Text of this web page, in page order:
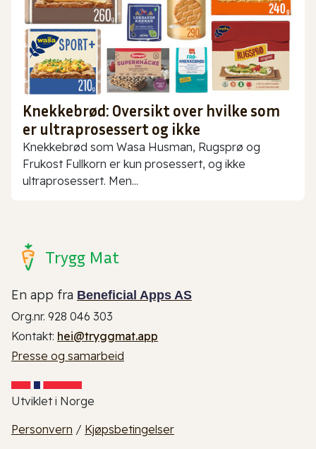
Knekkebrød: Oversikt over hvilke som
er ultraprosessert og ikke
Knekkebrød som Wasa Husman, Rugsprø og
Frukost Fullkorn er kun prosessert, og ikke
ultraprosessert. Men...
Trygg Mat
En app fra Beneficial Apps AS
Org.nr. 928 046 303
Kontakt: hei@tryggmat.app
Presse og samarbeid
Utviklet i Norge
Personvern / Kjøpsbetingelser